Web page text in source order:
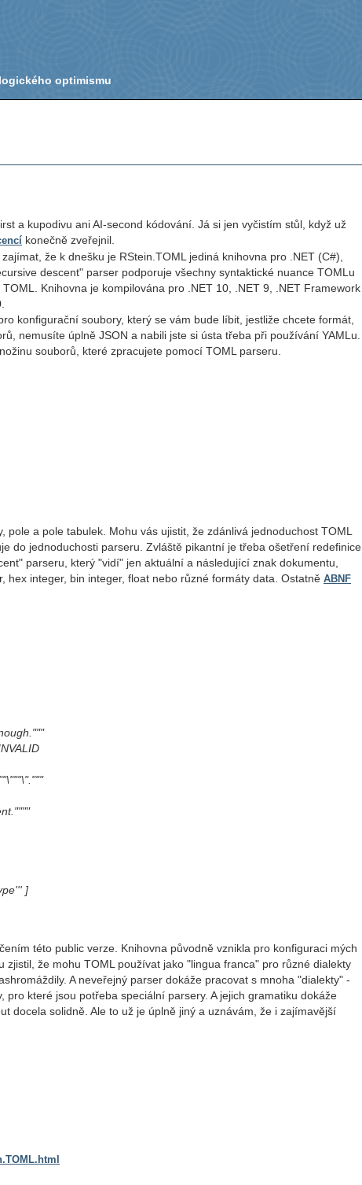
optimismu
a kupodivu ani AI-second kódování. Já si jen vyčistím stůl, když už
konečně zveřejnil.
že k dnešku je RStein.TOML jediná knihovna pro .NET (C#),
descent" parser podporuje všechny syntaktické nuance TOMLu
Knihovna je kompilována pro .NET 10, .NET 9, .NET Framework
konfigurační soubory, který se vám bude líbit, jestliže chcete formát,
nemusíte úplně JSON a nabili jste si ústa třeba při používání YAMLu.
souborů, které zpracujete pomocí TOML parseru.
a pole tabulek. Mohu vás ujistit, že zdánlivá jednoduchost TOML
do jednoduchosti parseru. Zvláště pikantní je třeba ošetření redefinice
parseru, který "vidí" jen aktuální a následující znak dokumentu,
hex integer, bin integer, float nebo různé formáty data. Ostatně ABNF
]
této public verze. Knihovna původně vznikla pro konfiguraci mých
že mohu TOML používat jako "lingua franca" pro různé dialekty
A neveřejný parser dokáže pracovat s mnoha "dialekty" -
které jsou potřeba speciální parsery. A jejich gramatiku dokáže
docela solidně. Ale to už je úplně jiný a uznávám, že i zajímavější